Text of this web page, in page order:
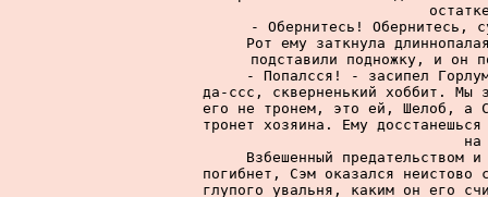
- Обернитесь! Обернитесь,
Рот ему заткнула
подставили подножку, и он
- Попалсся! - засипел
да-ссс, скверненький хоббит. Мы
его не тронем, это ей, Шелоб, а
тронет хозяина. Ему
на
Взбешенный предательством
погибнет, Сэм оказался
глупого увальня, каким он его